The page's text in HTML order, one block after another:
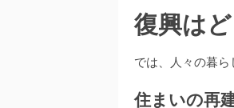
復興は
では、人々の暮ら
住まいの再